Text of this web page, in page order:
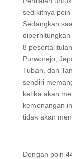
sedikitnya
Sedangkan
8 peserta
Purworejo,
Tuban, dan
sendiri
ketika akan
kemenangan
tidak akan
Dengan poin